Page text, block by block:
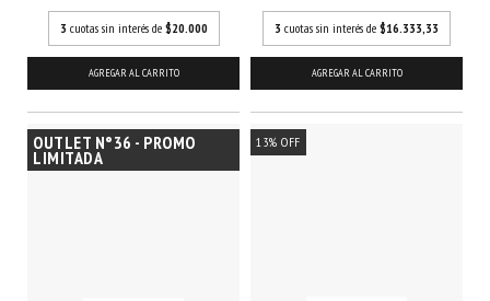
3 cuotas sin interés de $20.000
AGREGAR AL CARRITO
3 cuotas sin interés de $16.333,33
AGREGAR AL CARRITO
OUTLET N°36 - PROMO
LIMITADA
13% OFF